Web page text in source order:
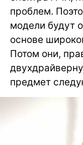
проблем.
модели будут
основе
Потом они,
предмет